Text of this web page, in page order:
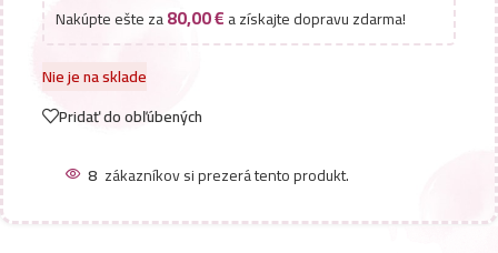
Nakúpte ešte za80,00€a získajte dopravu zdarma!
Nie je na sklade
Pridať do obľúbených
8 zákazníkov si prezerá tento produkt.